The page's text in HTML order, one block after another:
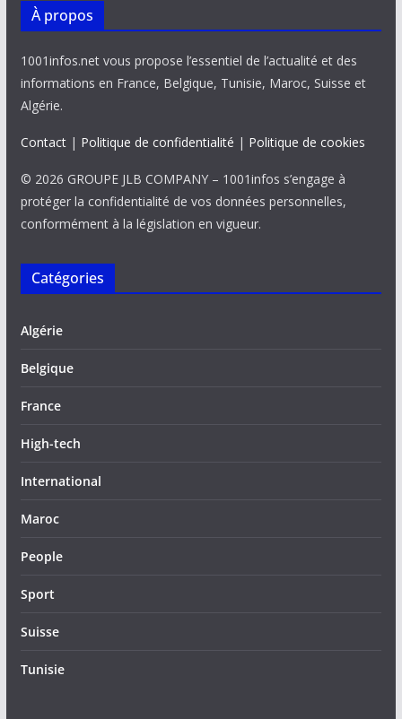
À propos
1001infos.net vous propose l’essentiel de l’actualité et des
informations en France, Belgique, Tunisie, Maroc, Suisse et
Algérie.
Contact| Politique de confidentialité | Politique de cookies
© 2026 GROUPE JLB COMPANY – 1001infos s’engage à
protéger la confidentialité de vos données personnelles,
conformément à la législation en vigueur.
Catégories
Algérie
Belgique
France
High-tech
International
Maroc
People
Sport
Suisse
Tunisie